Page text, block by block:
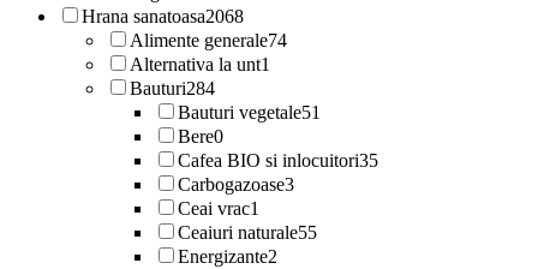
Hrana sanatoasa2068
Alimente generale74
Alternativa la unt1
Bauturi284
Bauturi vegetale51
Bere0
Cafea BIO si inlocuitori35
Carbogazoase3
Ceai vrac1
Ceaiuri naturale55
Energizante2